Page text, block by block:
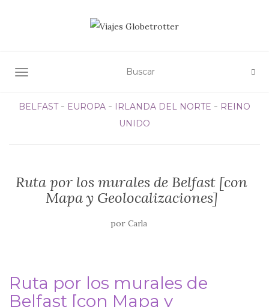
ALTERNAR NAVEGACIÓN
BELFAST EUROPA IRLANDA DEL NORTE
REINO
UNIDO
Ruta por los murales de Belfast [con
Mapa y Geolocalizaciones]
por Carla
Ruta por los murales de
Belfast [con Mapa y